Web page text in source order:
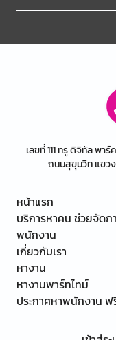
เลขที่ 111 ทรู ดิจิทัล พา
ถนนสุขุมวิท แขว
หน้าแรก
บริการหาคน ช่วยจัดก
พนักงาน
เกี่ยวกับเรา
หางาน
หางานพาร์ทไทม์
ประกาศหาพนักงาน ฟ